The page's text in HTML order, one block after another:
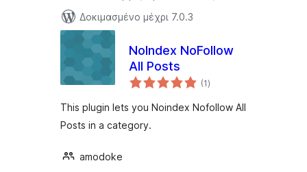
Δοκιμασμένο μέχρι 7.0.3
NoIndex NoFollow
All Posts
(1αξιολογήσεις
σύνολο
)
This plugin lets you Noindex Nofollow All
Posts in a category.
amodoke